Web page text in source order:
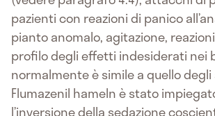
pazienti con reazioni di panico
pianto anomalo, agitazione,
profilo degli effetti indesiderati nei
normalmente è simile a quello degli
Flumazenil hameln è stato
l’inversione della sedazione